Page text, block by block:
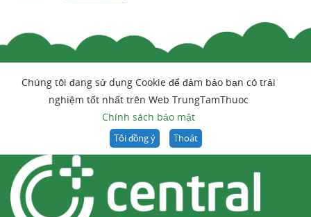
Chúng tôi đang sử dụng Cookie để đảm bảo bạn có trải
nghiệm tốt nhất trên Web TrungTamThuoc
Chính sách bảo mật
Tôi đồng ý Thoát